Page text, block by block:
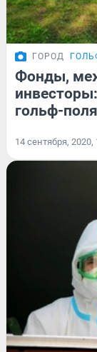
ГОРОД
Фонды,
гольф-
14 сентября, 2020,